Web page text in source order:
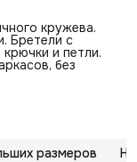
кружева.
Бретели с
и петли.
без
размеров